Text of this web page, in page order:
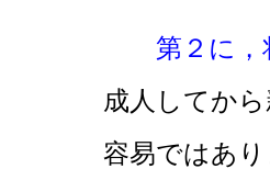
第２に
成人してか
容易ではあ